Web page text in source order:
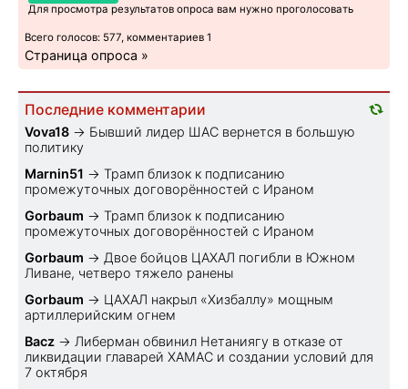
Для просмотра результатов опроса вам нужно проголосовать
Всего голосов: 577, комментариев 1
Страница опроса »
Последние комментарии
Vova18 → Бывший лидер ШАС вернется в большую
политику
Marnin51 → Трамп близок к подписанию
промежуточных договорённостей с Ираном
Gorbaum → Трамп близок к подписанию
промежуточных договорённостей с Ираном
Gorbaum → Двое бойцов ЦАХАЛ погибли в Южном
Ливане, четверо тяжело ранены
Gorbaum → ЦАХАЛ накрыл «Хизбаллу» мощным
артиллерийским огнем
Bacz → Либерман обвинил Нетаниягу в отказе от
ликвидации главарей ХАМАС и создании условий для
7 октября